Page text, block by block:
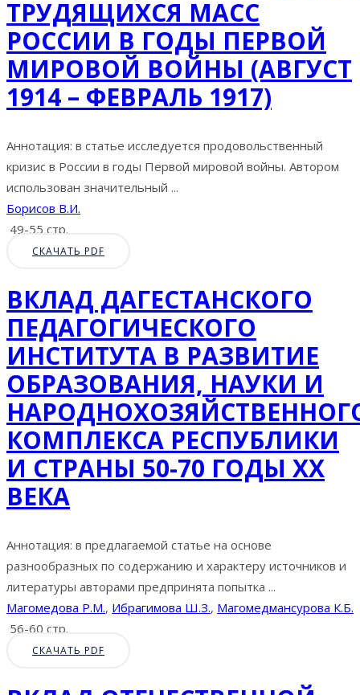
ТРУДЯЩИХСЯ МАСС
РОССИИ В ГОДЫ ПЕРВОЙ
МИРОВОЙ ВОЙНЫ (АВГУСТ
1914 – ФЕВРАЛЬ 1917)
Аннотация: в статье исследуется продовольственный
кризис в России в годы Первой мировой войны. Автором
использован значительный ...
Борисов В.И.
49-55 стр.
СКАЧАТЬ PDF
ВКЛАД ДАГЕСТАНСКОГО
ПЕДАГОГИЧЕСКОГО
ИНСТИТУТА В РАЗВИТИЕ
ОБРАЗОВАНИЯ, НАУКИ И
КОМПЛЕКСА РЕСПУБЛИКИ
И СТРАНЫ 50-70 ГОДЫ ХХ
ВЕКА
Аннотация: в предлагаемой статье на основе
разнообразных по содержанию и характеру источников и
литературы авторами предпринята попытка ...
Магомедова Р.М., Ибрагимова Ш.З., Магомедмансурова К.Б.
56-60 стр.
СКАЧАТЬ PDF